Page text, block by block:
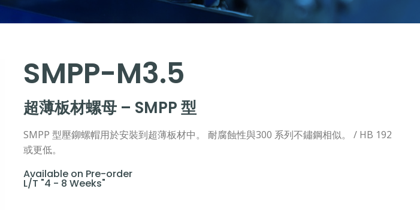
SMPP-M3.5
超薄板材螺母 – SMPP 型
SMPP 型壓鉚螺帽用於安裝到超薄板材中。 耐腐蝕性與300 系列不鏽鋼相似。 / HB 192
或更低。
Available on Pre-order
L/T "4 - 8 Weeks"